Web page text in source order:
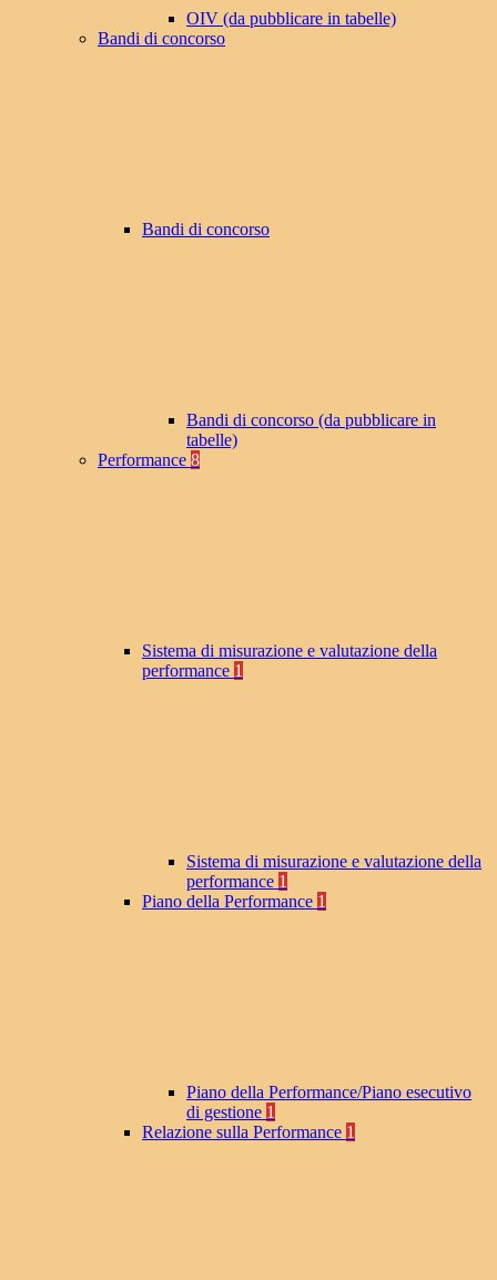
OIV (da pubblicare in tabelle)
Bandi di concorso
Bandi di concorso
Bandi di concorso (da pubblicare in
tabelle)
Performance 8
Sistema di misurazione e valutazione della
performance 1
Sistema di misurazione e valutazione della
performance 1
Piano della Performance 1
Piano della Performance/Piano esecutivo
di gestione 1
Relazione sulla Performance 1